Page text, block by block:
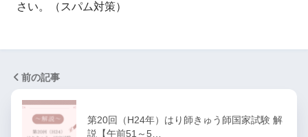
さい。（スパム対策）
前の記事
第20回（H24年）はり師きゅう師国家試験 解
説【午前51～5…